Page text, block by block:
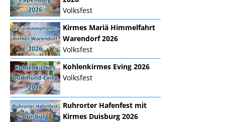
Volksfest
Kirmes Mariä Himmelfahrt
Warendorf 2026
Volksfest
Kohlenkirmes Eving 2026
Volksfest
Ruhrorter Hafenfest mit
Kirmes Duisburg 2026